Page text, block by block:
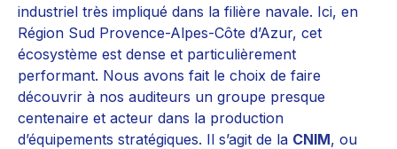
industriel très impliqué dans la filière navale. Ici, en
Région Sud Provence-Alpes-Côte d’Azur, cet
écosystème est dense et particulièrement
performant. Nous avons fait le choix de faire
découvrir à nos auditeurs un groupe presque
centenaire et acteur dans la production
d’équipements stratégiques. Il s’agit de la CNIM, ou